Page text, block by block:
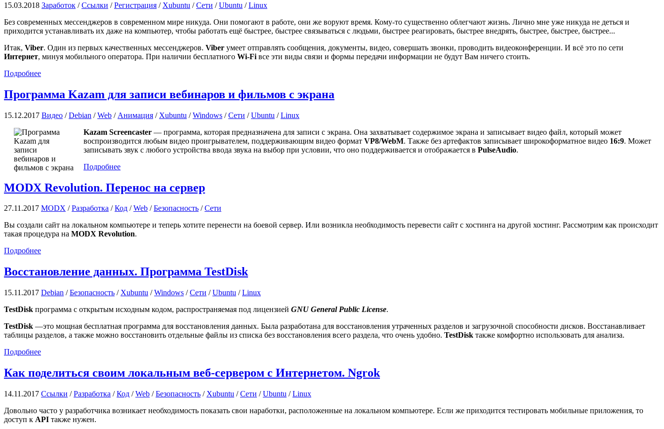
15.03.2018 Заработок /Ссылки /Регистрация / Xubuntu /Сети /Ubuntu /Linux
Без современных мессенджеров в современном мире никуда. Они помогают в работе, они же воруют время. Кому-то существенно облегчают жизнь. Лично мне уже никуда не деться и
приходится устанавливать их даже на компьютер, чтобы работать ещё быстрее, быстрее связываться с людьми, быстрее реагировать, быстрее внедрять, быстрее, быстрее, быстрее...
Итак, Viber. Один из первых качественных мессенджеров. Viber умеет отправлять сообщения, документы, видео, совершать звонки, проводить видеоконференции. И всё это по сети
Интернет, минуя мобильного оператора. При наличии бесплатного Wi-Fi все эти виды связи и формы передачи информации не будут Вам ничего стоить.
Подробнее
Программа Kazam для записи вебинаров и фильмов с экрана
15.12.2017 Видео /Debian /Web / Анимация / Xubuntu /Windows /Сети /Ubuntu /Linux
Kazam Screencaster — программа, которая предназначена для записи с экрана. Она захватывает содержимое экрана и записывает видео файл, который может
воспроизводится любым видео проигрывателем, поддерживающим видео формат VP8/WebM. Также без артефактов записывает широкоформатное видео 16:9. Может
записывать звук с любого устройства ввода звука на выбор при условии, что оно поддерживается и отображается в PulseAudio.
Подробнее
MODX Revolution. Перенос на сервер
27.11.2017 MODX /Разработка /Код /Web /Безопасность /Сети
Вы создали сайт на локальном компьютере и теперь хотите перенести на боевой сервер. Или возникла необходимость перевести сайт с хостинга на другой хостинг. Рассмотрим как происходит
такая процедура на MODX Revolution.
Подробнее
Восстановление данных. Программа TestDisk
15.11.2017 Debian /Безопасность / Xubuntu /Windows /Сети /Ubuntu /Linux
TestDisk программа с открытым исходным кодом, распространяемая под лицензией GNU General Public License.
TestDisk —это мощная бесплатная программа для восстановления данных. Была разработана для восстановления утраченных разделов и загрузочной способности дисков. Восстанавливает
таблицы разделов, а также можно восстановить отдельные файлы из списка без восстановления всего раздела, что очень удобно. TestDisk также комфортно использовать для анализа.
Подробнее
Как поделиться своим локальным веб-сервером с Интернетом. Ngrok
14.11.2017 Ссылки /Разработка /Код /Web /Безопасность / Xubuntu /Сети /Ubuntu /Linux
Довольно часто у разработчика возникает необходимость показать свои наработки, расположенные на локальном компьютере. Если же приходится тестировать мобильные приложения, то
доступ к API также нужен.